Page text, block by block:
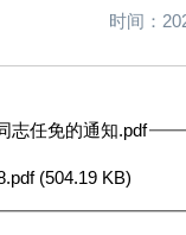
时间：
志任免的通知.pdf
(504.19 KB)